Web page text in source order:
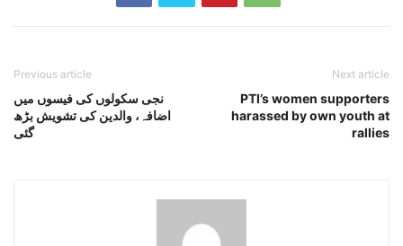
Previous article
نجی سکولوں کی فیسوں میں
اضافہ، والدین کی تشویش بڑھ
گئی
Next article
PTI’s women supporters
harassed by own youth at
rallies